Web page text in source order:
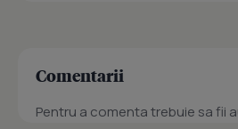
Comentarii
Pentru a comenta trebuie sa fii